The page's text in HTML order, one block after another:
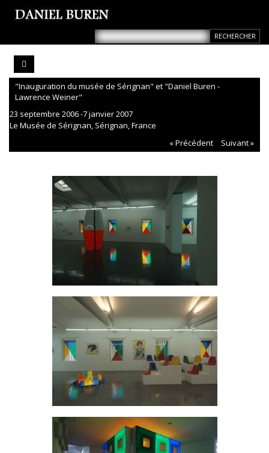
"Inauguration du musée de Sérignan" et "Daniel Buren -
Lawrence Weiner"
23 septembre 2006 -7 janvier 2007
Le Musée de Sérignan, Sérignan, France
« Précédent
Suivant »